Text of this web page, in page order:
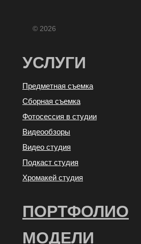
УСЛУГИ
ПОРТФОЛИО
МОДЕЛИ
Предметная съемка
Фотосессия в студии
Видео студия
Сборная съемка
Видеообзоры
Подкаст студия
Хромакей студия
© 2026